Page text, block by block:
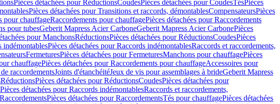
Pièces détachées pour RéductionsCoudesPièces détachées pour CoudesTésPièces
Pièces détachées pour Transitions et raccords, démontablesCompensateursPièces
pour chauffageRaccordements pour chauffagePièces détachées pour Raccordements
pour tubesGeberit Mapress Acier CarboneGeberit Mapress Acier CarbonePièces
pour ManchonsRéductionsPièces détachées pour RéductionsCoudesPièces
indémontablesPièces détachées pour Raccords indémontablesRaccords et raccordements,
FermeturesPièces détachées pour FermeturesManchons pour chauffagePièces
chauffagePièces détachées pour Raccordements pour chauffageAccessoires pour
raccordementsJoints d'étanchéitéJeux de vis pour assemblages à brideGeberit Mapress
RéductionsPièces détachées pour RéductionsCoudesPièces détachées pour
Pièces détachées pour Raccords indémontablesRaccords et raccordements,
RaccordementsPièces détachées pour RaccordementsTés pour chauffagePièces détachées